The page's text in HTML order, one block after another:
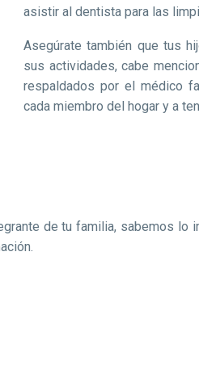
asistir al dentista para las
Asegúrate también que tus
sus actividades, cabe
respaldados por el médico
cada miembro del hogar y a
de tu familia, sabemos